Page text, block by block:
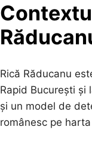
Rică Răducanu
Rapid București și
și un model de
românesc pe